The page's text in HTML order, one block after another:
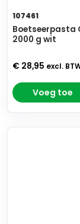
107461
Boetseerpasta
2000 g wit
€ 28,95 excl.
Voeg toe